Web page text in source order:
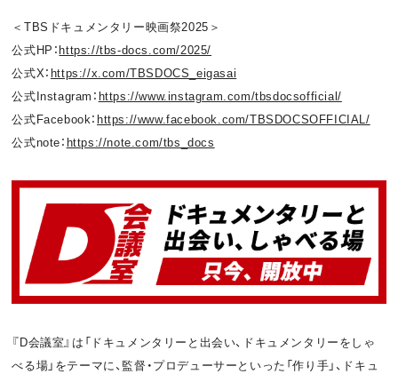
＜TBSドキュメンタリー映画祭2025＞
公式HP：https://tbs-docs.com/2025/
公式X： https://x.com/TBSDOCS_eigasai
公式Instagram： https://www.instagram.com/tbsdocsofficial/
公式Facebook： https://www.facebook.com/TBSDOCSOFFICIAL/
公式note： https://note.com/tbs_docs
『D会議室』は「ドキュメンタリーと出会い、ドキュメンタリーをしゃ
べる場」をテーマに、監督・プロデューサーといった「作り手」、ドキュ